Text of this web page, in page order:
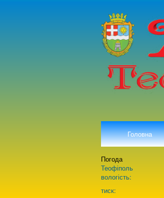
Головна
Погода
Теофіполь
вологість:
тиск: